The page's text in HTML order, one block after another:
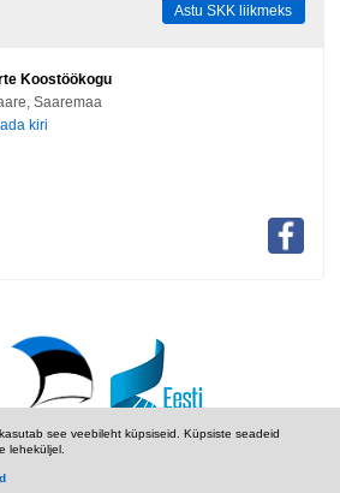
see veebileht küpsiseid. Küpsiste seadeid
leheküljel.
Astu SKK liikmeks
Koostöökogu
Saaremaa
kiri